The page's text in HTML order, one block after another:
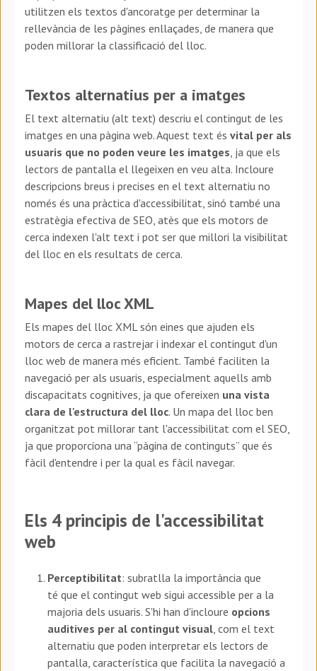
utilitzen els textos d'ancoratge per determinar la
rellevància de les pàgines enllaçades, de manera que
poden millorar la classificació del lloc.
Textos alternatius per a imatges
El text alternatiu (alt text) descriu el contingut de les
imatges en una pàgina web. Aquest text és vital per als
usuaris que no poden veure les imatges , ja que els
lectors de pantalla el llegeixen en veu alta. Incloure
descripcions breus i precises en el text alternatiu no
només és una pràctica d'accessibilitat, sinó també una
estratègia efectiva de SEO, atès que els motors de
cerca indexen l'alt text i pot ser que millori la visibilitat
del lloc en els resultats de cerca.
Mapes del lloc XML
Els mapes del lloc XML són eines que ajuden els
motors de cerca a rastrejar i indexar el contingut d'un
lloc web de manera més eficient. També faciliten la
navegació per als usuaris, especialment aquells amb
discapacitats cognitives, ja que ofereixen una vista
clara de l'estructura del lloc. Un mapa del lloc ben
organitzat pot millorar tant l'accessibilitat com el SEO,
ja que proporciona una “pàgina de continguts” que és
fàcil d'entendre i per la qual es fàcil navegar.
Els 4 principis de l'accessibilitat
web
Perceptibilitat: subratlla la importància que
té que el contingut web sigui accessible per a la
majoria dels usuaris. S'hi han d'incloure opcions
auditives per al contingut visual , com el text
alternatiu que poden interpretar els lectors de
pantalla, característica que facilita la navegació a